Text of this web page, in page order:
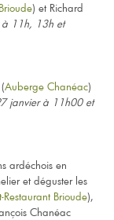
) et Richard
11h, 13h et
Auberge Chanéac)
janvier à 11h00 et
ardéchois en
et déguster les
Restaurant Brioude),
Chanéac